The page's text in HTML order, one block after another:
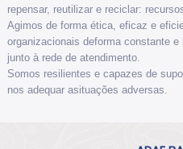
repensar, reutilizar e reciclar:
Agimos de forma ética, eficaz e
organizacionais deforma constante
junto à rede de atendimento.
Somos resilientes e capazes de
nos adequar asituações adversas.